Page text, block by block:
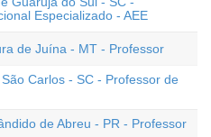
Especializado - AEE
de Juína - MT - Professor
Carlos - SC - Professor de
de Abreu - PR - Professor